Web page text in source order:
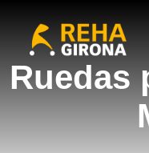
Ruedas